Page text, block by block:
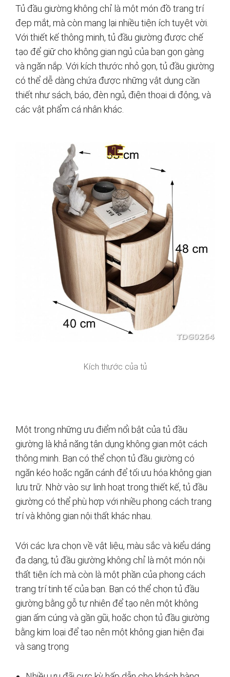
Tủ đầu giường không chỉ là một món đồ trang trí
đẹp mắt, mà còn mang lại nhiều tiện ích tuyệt vời.
Với thiết kế thông minh, tủ đầu giường được chế
tạo để giữ cho không gian ngủ của bạn gọn gàng
và ngăn nắp. Với kích thước nhỏ gọn, tủ đầu giường
có thể dễ dàng chứa được những vật dụng cần
thiết như sách, báo, đèn ngủ, điện thoại di động, và
các vật phẩm cá nhân khác.
Kích thước của tủ
Một trong những ưu điểm nổi bật của tủ đầu
giường là khả năng tận dụng không gian một cách
thông minh. Bạn có thể chọn tủ đầu giường có
ngăn kéo hoặc ngăn cánh để tối ưu hóa không gian
lưu trữ. Nhờ vào sự linh hoạt trong thiết kế, tủ đầu
giường có thể phù hợp với nhiều phong cách trang
trí và không gian nội thất khác nhau.
Với các lựa chọn về vật liệu, màu sắc và kiểu dáng
đa dạng, tủ đầu giường không chỉ là một món nội
thất tiện ích mà còn là một phần của phong cách
trang trí tinh tế của bạn. Bạn có thể chọn tủ đầu
giường bằng gỗ tự nhiên để tạo nên một không
gian ấm cúng và gần gũi, hoặc chọn tủ đầu giường
bằng kim loại để tạo nên một không gian hiện đại
và sang trọng